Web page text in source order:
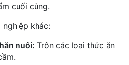
cuối cùng.
nghiệp khác:
nuôi: Trộn các loại thức ăn